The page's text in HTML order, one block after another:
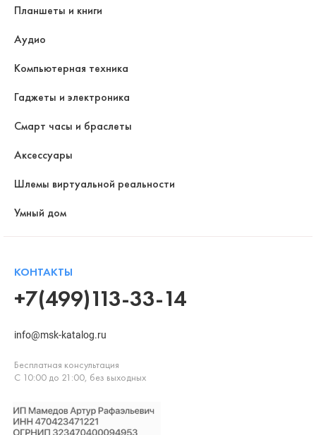
Планшеты и книги
Аудио
Компьютерная техника
Гаджеты и электроника
Смарт часы и браслеты
Аксессуары
Шлемы виртуальной реальности
Умный дом
КОНТАКТЫ
+7(499)113-33-14
info@msk-katalog.ru
Бесплатная консультация
С 10:00 до 21:00, без выходных